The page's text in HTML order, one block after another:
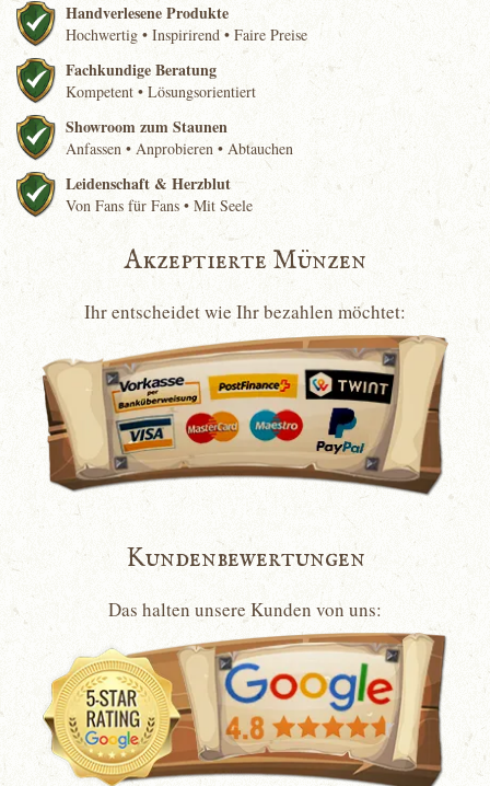
Handverlesene Produkte
Hochwertig • Inspirirend • Faire Preise
Fachkundige Beratung
Kompetent • Lösungsorientiert
Showroom zum Staunen
Anfassen • Anprobieren • Abtauchen
Leidenschaft & Herzblut
Von Fans für Fans • Mit Seele
Akzeptierte Münzen
Ihr entscheidet wie Ihr bezahlen möchtet:
Kundenbewertungen
Das halten unsere Kunden von uns: